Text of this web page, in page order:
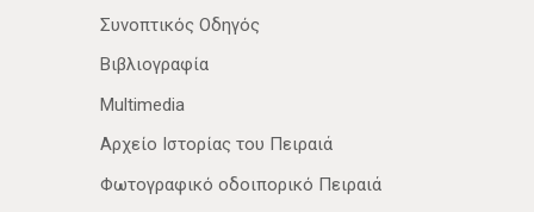
Συνοπτικός Οδηγός
Βιβλιογραφία
Multimedia
Αρχείο Ιστορίας του Πειραιά
Φωτογραφικό οδοιπορικό Πειραιά